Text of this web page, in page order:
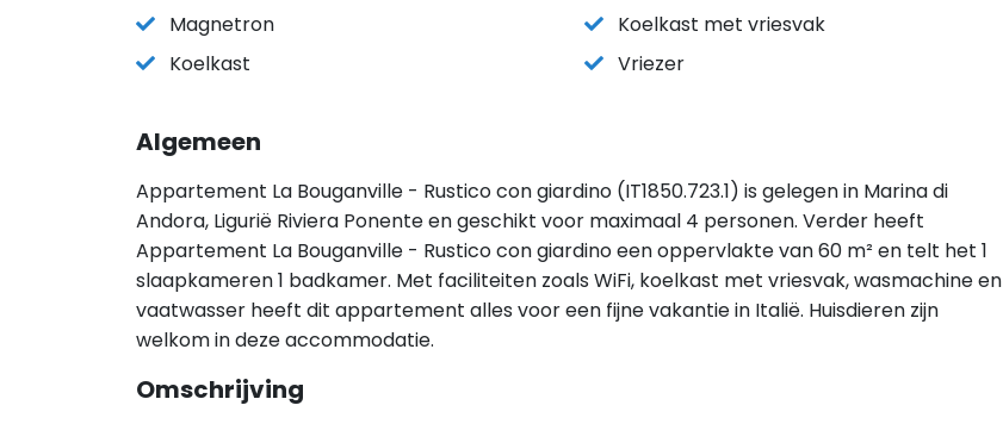
Magnetron
Koelkast met vriesvak
Koelkast
Vriezer
Algemeen
Appartement La Bouganville - Rustico con giardino (IT1850.723.1) is gelegen in Marina di
Andora, Ligurië Riviera Ponente en geschikt voor maximaal 4 personen. Verder heeft
Appartement La Bouganville - Rustico con giardino een oppervlakte van 60 m² en telt het 1
slaapkameren 1 badkamer. Met faciliteiten zoals WiFi, koelkast met vriesvak, wasmachine en
vaatwasser heeft dit appartement alles voor een fijne vakantie in Italië. Huisdieren zijn
welkom in deze accommodatie.
Omschrijving